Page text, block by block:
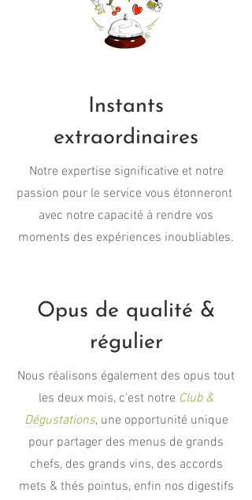
Instants
extraordinaires
Notre expertise significative et notre
passion pour le service vous étonneront
avec notre capacité à rendre vos
moments des expériences inoubliables.
Opus de qualité &
régulier
Nous réalisons également des opus tout
les deux mois, c'est notre Club &
Dégustations, une opportunité unique
pour partager des menus de grands
chefs, des grands vins, des accords
mets & thés pointus, enfin nos digestifs